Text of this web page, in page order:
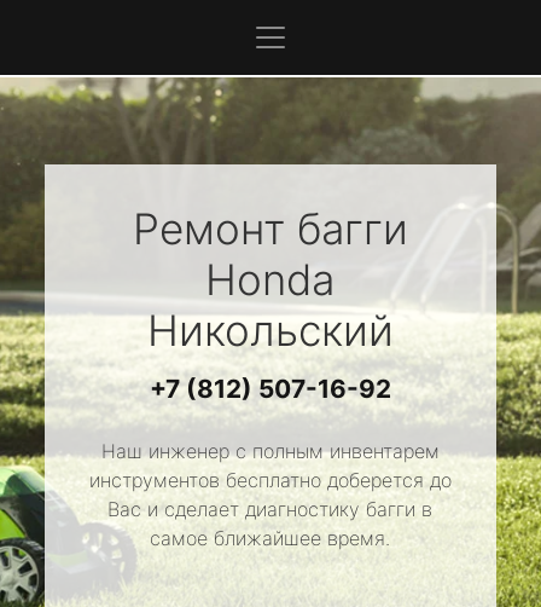
Ремонт багги
Honda
Никольский
+7 (812) 507-16-92
Наш инженер с полным инвентарем
инструментов бесплатно доберется до
Вас и сделает диагностику багги в
самое ближайшее время.